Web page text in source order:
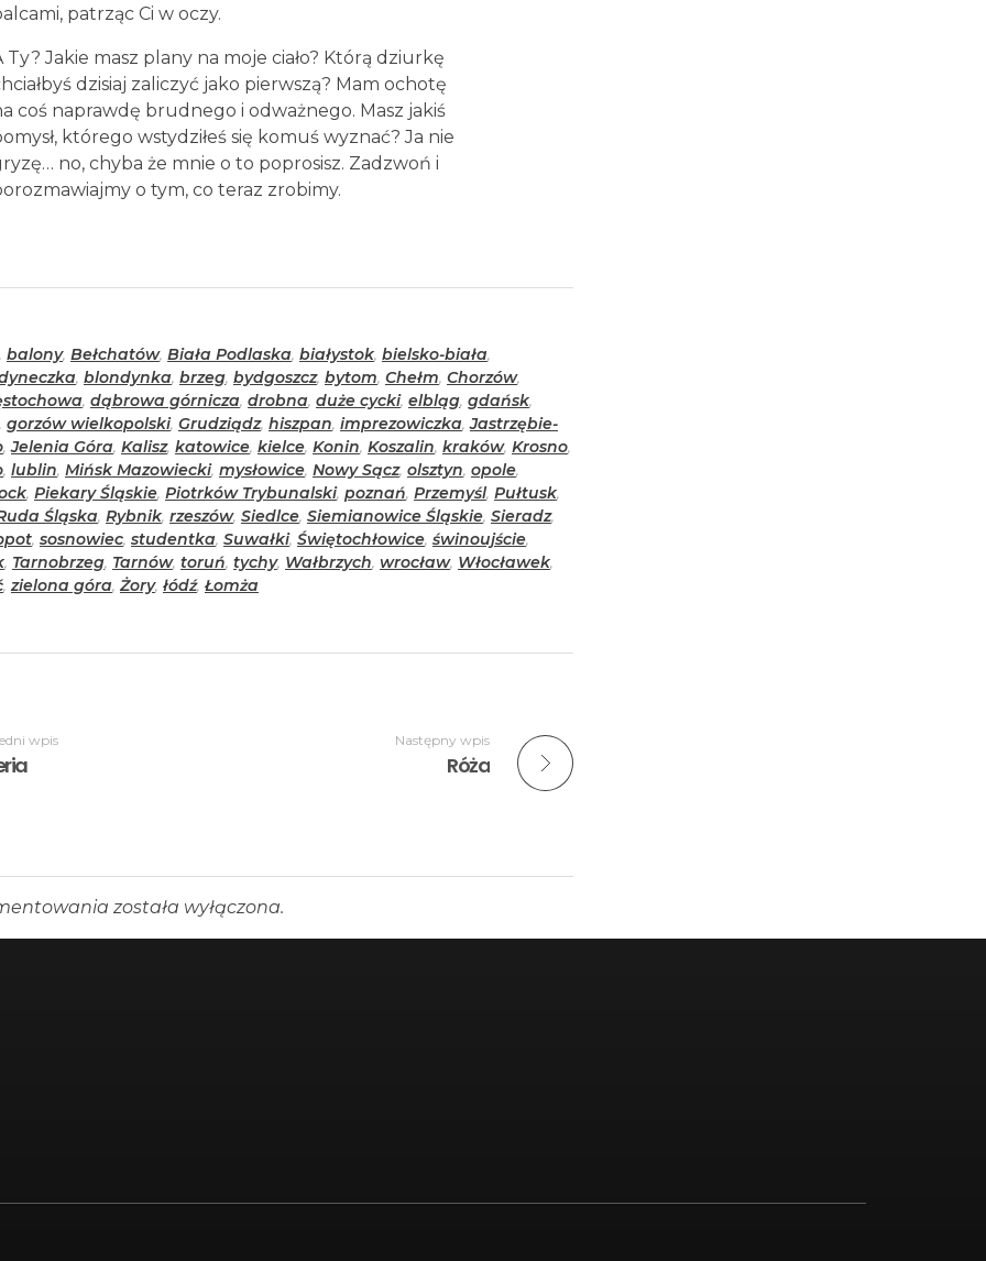
patrząc Ci w oczy.
Ty? Jakie masz plany na moje ciało? Którą dziurkę
dzisiaj zaliczyć jako pierwszą? Mam ochotę
coś naprawdę brudnego i odważnego. Masz jakiś
którego wstydziłeś się komuś wyznać? Ja nie
no, chyba że mnie o to poprosisz. Zadzwoń i
o tym, co teraz zrobimy.
, balony, Bełchatów, Biała Podlaska, białystok, bielsko-biała,
, blondynka, brzeg, bydgoszcz, bytom, Chełm, Chorzów,
, dąbrowa górnicza, drobna, duże cycki, elbląg, gdańsk,
, gorzów wielkopolski, Grudziądz, hiszpan, imprezowiczka,Jastrzębie-
,Jelenia Góra, Kalisz, katowice, kielce, Konin, Koszalin, kraków, Krosno,
, lublin, Mińsk Mazowiecki, mysłowice, Nowy Sącz, olsztyn, opole,
, Piekary Śląskie, Piotrków Trybunalski, poznań, Przemyśl, Pułtusk,
Śląska, Rybnik, rzeszów, Siedlce, Siemianowice Śląskie, Sieradz,
, sosnowiec, studentka, Suwałki, Świętochłowice, świnoujście,
, Tarnobrzeg, Tarnów, toruń, tychy, Wałbrzych, wrocław, Włocławek,
,zielona góra, Żory, łódź, Łomża
wpis Następny wpis
Róża
została wyłączona.